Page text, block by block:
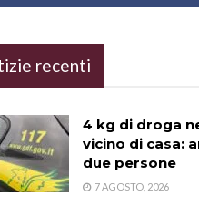
recenti
4 kg di droga
vicino di casa:
due persone
7 AGOSTO, 2026